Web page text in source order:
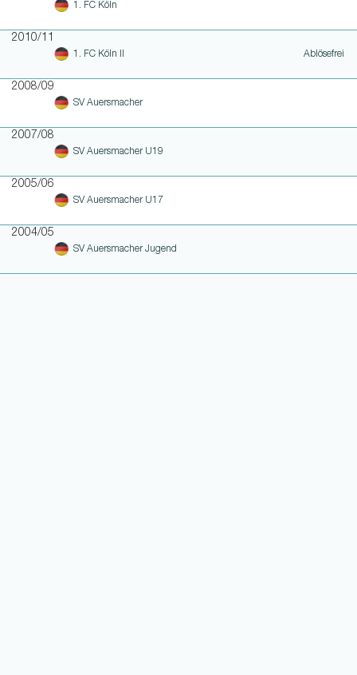
1. FC Köln
2010/11
1. FC Köln II Ablösefrei
2008/09
SV Auersmacher
2007/08
SV Auersmacher U19
2005/06
SV Auersmacher U17
2004/05
SV Auersmacher Jugend